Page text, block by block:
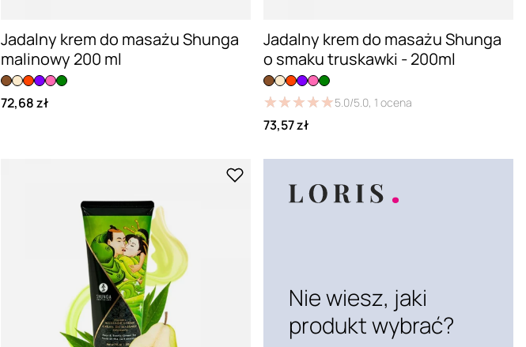
Jadalny krem do masażu Shunga
malinowy 200 ml
72,68 zł
Jadalny krem do masażu Shunga
o smaku truskawki - 200ml
★★★★★
★★★★★5.0/5.0, 1 ocena
73,57 zł
Nie wiesz, jaki
produkt wybrać?